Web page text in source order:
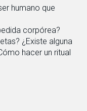
humano que
corpórea?
¿Existe alguna
hacer un ritual